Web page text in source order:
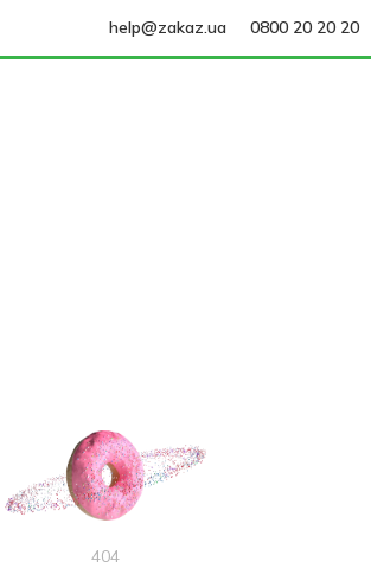
help@zakaz.ua 0800 20 20 20
404